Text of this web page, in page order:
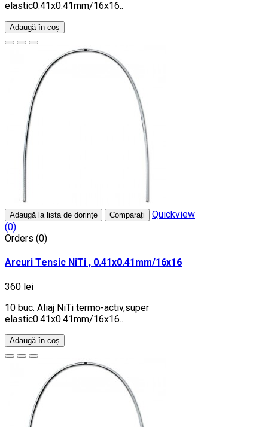
elastic0.41x0.41mm/16x16..
Adaugă în coș
Adaugă la lista de dorințe Comparați
Quickview
(0)
Orders (0)
Arcuri Tensic NiTi , 0.41x0.41mm/16x16
360 lei
10 buc. Aliaj NiTi termo-activ,super
elastic0.41x0.41mm/16x16..
Adaugă în coș